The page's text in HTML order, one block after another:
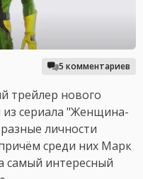
5 комментариев
трейлер нового
из сериала "Женщина-
личности
среди них Марк
самый интересный